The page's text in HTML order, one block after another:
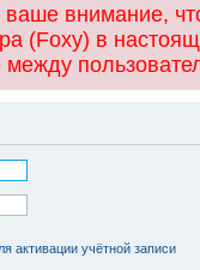
внимание,
(Foxy) в
активации учётной записи